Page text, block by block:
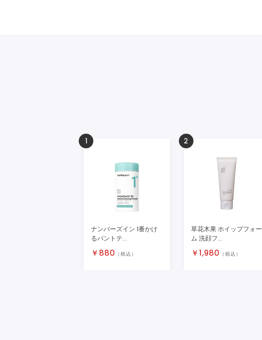
1
ナンバーズイン 1番かけ
るパントテ...
￥880 （税込）
2
草花木果 ホイップフォー
ム 洗顔フ...
￥1,980 （税込）